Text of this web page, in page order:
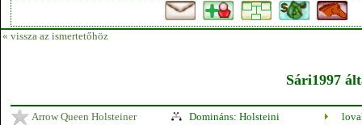
« vissza az ismertetőhöz
Sári1997
Arrow Queen Holsteiner Domináns: Holsteini